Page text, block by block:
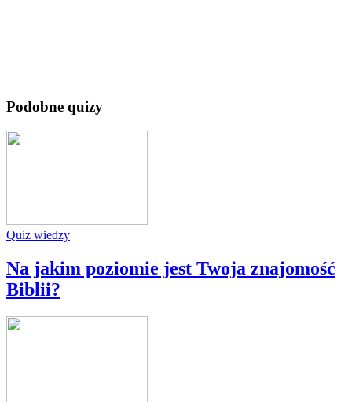
Podobne quizy
Quiz wiedzy
Na jakim poziomie jest Twoja znajomość
Biblii?